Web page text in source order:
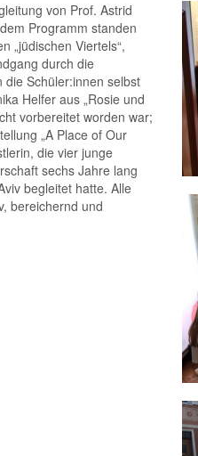
von Prof. Astrid
Programm standen
„jüdischen Viertels“,
durch die
Schüler:innen selbst
Helfer aus „Rosie und
vorbereitet worden war;
„A Place of Our
die vier junge
sechs Jahre lang
begleitet hatte. Alle
bereichernd und